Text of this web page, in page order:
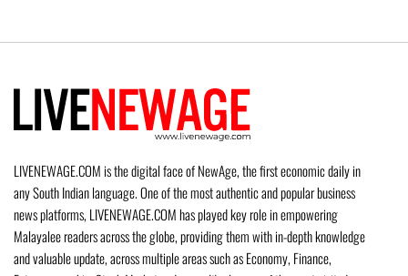
LIVENEWAGE.COM is the digital face of NewAge, the first economic daily in
any South Indian language. One of the most authentic and popular business
news platforms, LIVENEWAGE.COM has played key role in empowering
Malayalee readers across the globe, providing them with in-depth knowledge
and valuable update, across multiple areas such as Economy, Finance,